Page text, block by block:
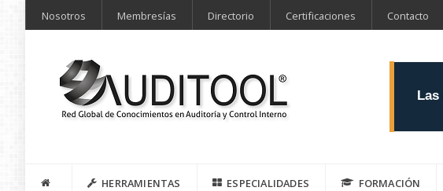
Nosotros Membresías Directorio Certificaciones Contacto
Las
HERRAMIENTAS ESPECIALIDADES FORMACIÓN